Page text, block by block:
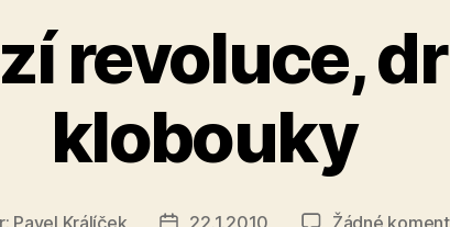
revoluce,
klobouky
Pavel Králíček 22.1.2010 Žádné